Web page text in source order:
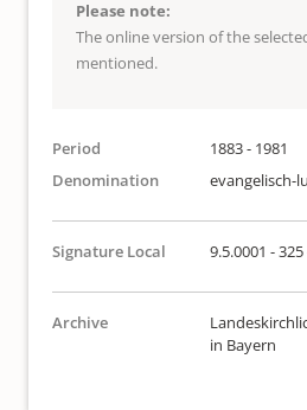
Please note:
The online version of the
mentioned.
Period
1883 - 1981
Denomination
evangelisch-
Signature Local 9.5.0001 - 325
Archive
in Bayern